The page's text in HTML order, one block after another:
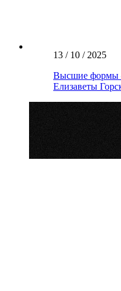
13 / 10 / 2025
Высшие формы
Елизаветы